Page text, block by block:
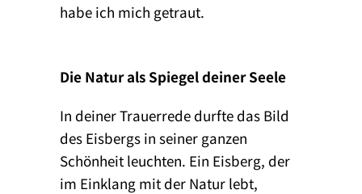
habe ich mich getraut.
Die Natur als Spiegel deiner Seele
In deiner Trauerrede durfte das Bild
des Eisbergs in seiner ganzen
Schönheit leuchten. Ein Eisberg, der
im Einklang mit der Natur lebt,